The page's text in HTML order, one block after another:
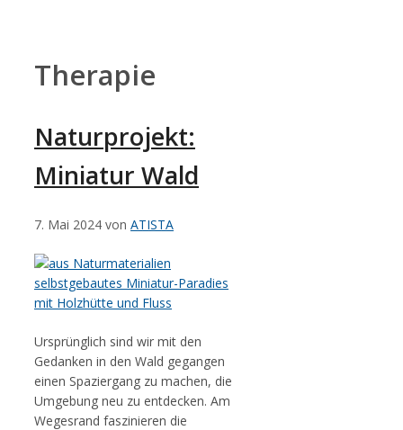
Therapie
Naturprojekt:
Miniatur Wald
7. Mai 2024 von ATISTA
Ursprünglich sind wir mit den
Gedanken in den Wald gegangen
einen Spaziergang zu machen, die
Umgebung neu zu entdecken. Am
Wegesrand faszinieren die